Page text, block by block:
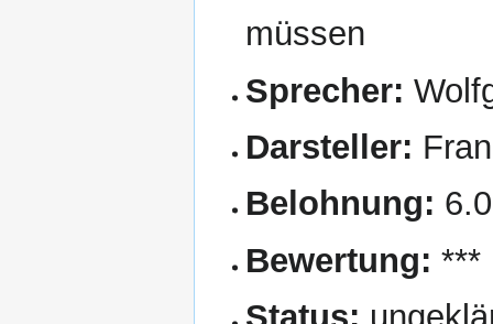
müssen
Sprecher:
Darsteller:
Belohnung:
Bewertung: ***